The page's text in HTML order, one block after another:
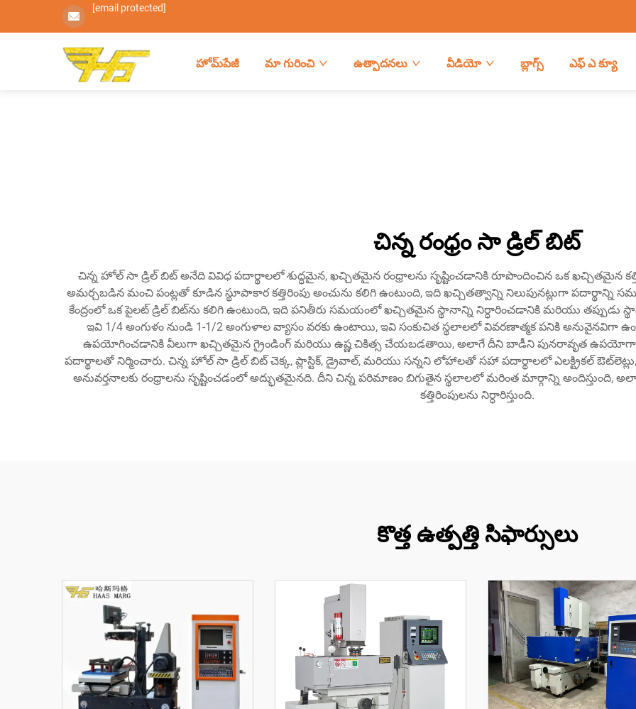
[email protected]
హోమ్‌పేజీ మా గురించి ఉత్పాదనలు వీడియో బ్లాగ్స్ ఎఫ్ ఎ క్యూ
చిన్న రంధ్రం సా డ్రిల్ బిట్
చిన్న హోల్ సా డ్రిల్ బిట్ అనేది వివిధ పదార్థాలలో శుద్ధమైన, ఖచ్చితమైన రంధ్రాలను సృష్టించడానికి రూపొందించిన ఒక ఖచ్చితమైన
అమర్చబడిన మంచి పంట్లతో కూడిన స్థూపాకార కత్తిరింపు అంచును కలిగి ఉంటుంది, ఇది ఖచ్చితత్వాన్ని నిలుపునట్లుగా పదార్థాన్ని
కేంద్రంలో ఒక పైలట్ డ్రిల్ బిట్‌ను కలిగి ఉంటుంది, ఇది పనితీరు సమయంలో ఖచ్చితమైన స్థానాన్ని నిర్ధారించడానికి మరియు తప్పుడు
ఇవి 1/4 అంగుళం నుండి 1-1/2 అంగుళాల వ్యాసం వరకు ఉంటాయి, ఇవి సంకుచిత స్థలాలలో వివరణాత్మక పనికి అనువైనవిగా
ఉపయోగించడానికి వీలుగా ఖచ్చితమైన గ్రైండింగ్ మరియు ఉష్ణ చికిత్స చేయబడతాయి, అలాగే దీని బాడీని పునరావృత ఉపయోగాలను
పదార్థాలతో నిర్మించారు. చిన్న హోల్ సా డ్రిల్ బిట్ చెక్క, ప్లాస్టిక్, డ్రైవాల్, మరియు సన్నని లోహాలతో సహా పదార్థాలలో ఎలక్ట్రికల్
అనువర్తనాలకు రంధ్రాలను సృష్టించడంలో అద్భుతమైనది. దీని చిన్న పరిమాణం బిగుతైన స్థలాలలో మరింత మార్గాన్ని అందిస్తుంది,
కత్తిరింపులను నిర్ధారిస్తుంది.
కొత్త ఉత్పత్తి సిఫార్సులు